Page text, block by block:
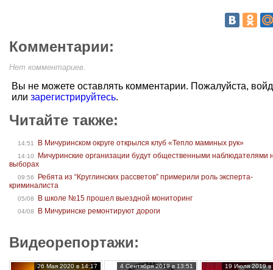
Комментарии:
Нет комментариев.
Вы не можете оставлять комментарии. Пожалуйста,
или зарегистрируйтесь.
Читайте также:
14:51 В Мичуринском округе открылся клуб «Тепло маминых рук»
14:10
Мичуринские организации будут общественными наблюдателями
выборах
09:56
Ребята из “Круглинских рассветов” примерили роль эксперта-
криминалиста
05/08 В школе №15 прошел выездной мониторинг
04/08 В Мичуринске ремонтируют дороги
Видеорепортажи:
26 Мая 2020 в 14:17 4 Сентября 2019 в 13:51 19 Июля 2019 в